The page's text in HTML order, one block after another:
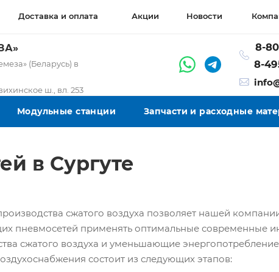
Доставка и оплата Акции Новости
(Беларусь) в
ш., вл. 253
8-
8-
Модульные станции Запчасти и расходные
в Сургуте
сжатого воздуха позволяет нашей
пневмосетей применять оптимальные современные
сжатого воздуха и уменьшающие
состоит из следующих этапов: